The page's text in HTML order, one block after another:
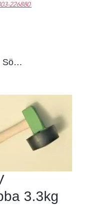
226880
Sök produkter
3.3kg